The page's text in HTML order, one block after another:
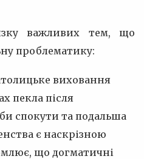
важливих тем, що
проблематику:
виховання
пекла після
спокути та подальша
є наскрізною
що догматичні